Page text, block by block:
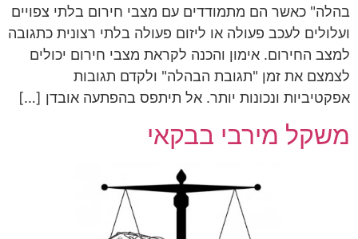
בהלה" כאשר הם מתמודדים עם מצבי חירום בלתי צפויים
ועלולים לעכב פעולה או ליזום פעולה בלתי רצונית כתגובה
למצב החירום. אימון והכנה לקראת מצבי חירום יכולים
לצמצם את זמן "תגובת הבהלה" ולקדם תגובות
אפקטיביות ונכונות יותר. אל תיתפס בהפתעה אובדן […]
משקל מירבי בבקאי